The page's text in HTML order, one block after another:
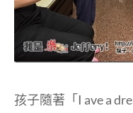
孩子隨著「I ave a